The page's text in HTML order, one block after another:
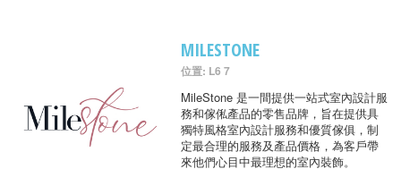
MILESTONE
位置: L6 7
MileStone 是一間提供一站式室內設計服
務和傢俬產品的零售品牌，旨在提供具
獨特風格室內設計服務和優質傢俱，制
定最合理的服務及產品價格，為客戶帶
來他們心目中最理想的室內裝飾。